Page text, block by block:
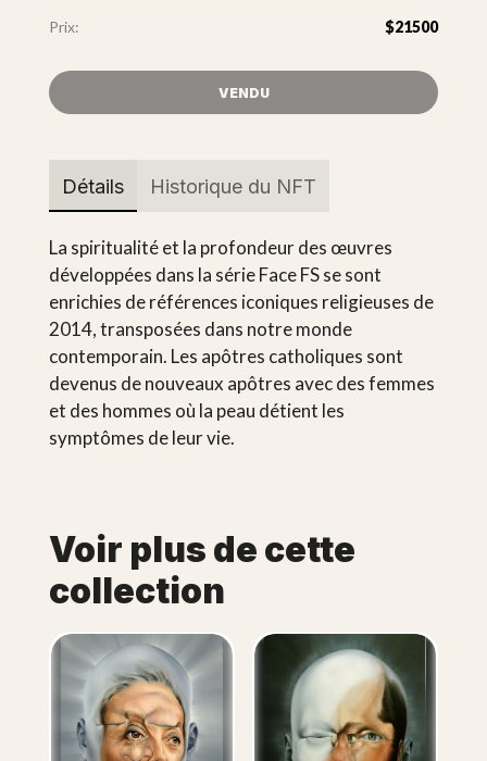
Prix: $21500
VENDU
Détails Historique du NFT
La spiritualité et la profondeur des œuvres
développées dans la série Face FS se sont
enrichies de références iconiques religieuses de
2014, transposées dans notre monde
contemporain. Les apôtres catholiques sont
devenus de nouveaux apôtres avec des femmes
et des hommes où la peau détient les
symptômes de leur vie.
Voir plus de cette
collection